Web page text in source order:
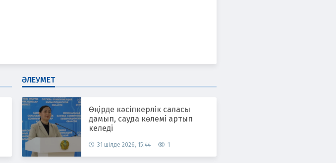
ӘЛЕУМЕТ
Өңірде кәсіпкерлік саласы
дамып, сауда көлемі артып
келеді
31 шілде 2026, 15:44 1